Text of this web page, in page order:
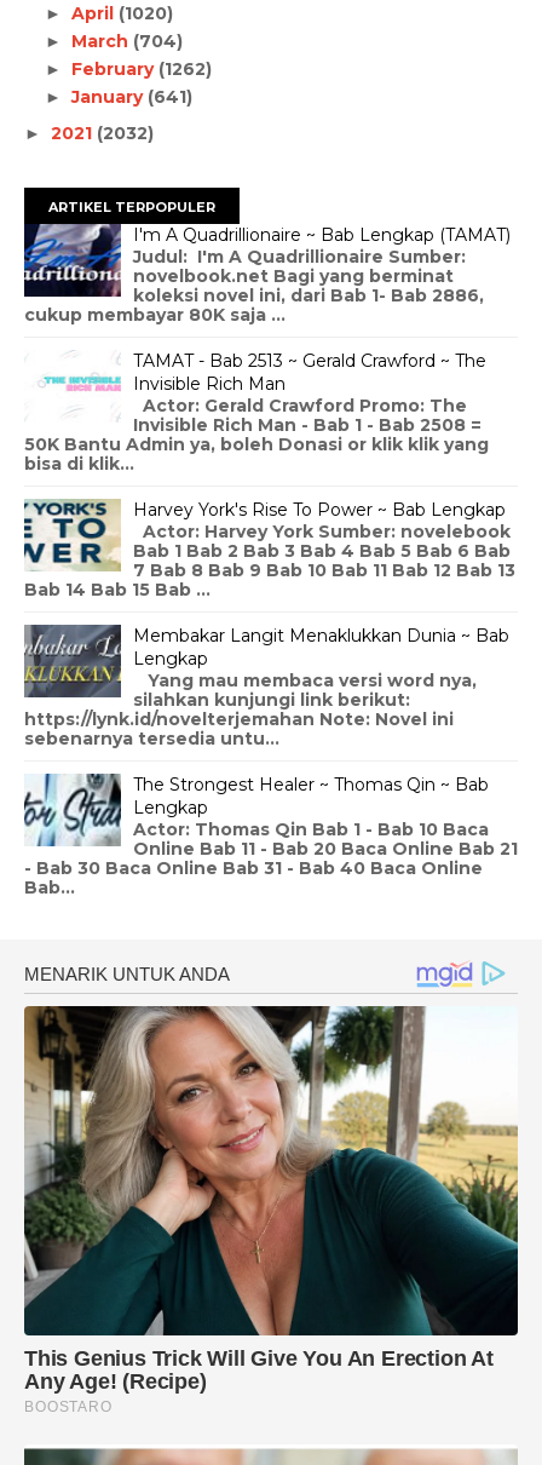
► April (1020)
► March (704)
► February (1262)
►January (641)
► 2021 (2032)
ARTIKEL TERPOPULER
I'm A Quadrillionaire ~ Bab Lengkap (TAMAT)
Judul: I'm A Quadrillionaire Sumber:
novelbook.net Bagi yang berminat
koleksi novel ini, dari Bab 1- Bab 2886,
cukup membayar 80K saja ...
TAMAT - Bab 2513 ~ Gerald Crawford ~ The
Invisible Rich Man
Actor: Gerald Crawford Promo: The
Invisible Rich Man - Bab 1 - Bab 2508 =
50K Bantu Admin ya, boleh Donasi or klik klik yang
bisa di klik...
Harvey York's Rise To Power ~ Bab Lengkap
Actor: Harvey York Sumber: novelebook
Bab 1 Bab 2 Bab 3 Bab 4 Bab 5 Bab 6 Bab
7 Bab 8 Bab 9 Bab 10 Bab 11 Bab 12 Bab 13
Bab 14 Bab 15 Bab ...
Membakar Langit Menaklukkan Dunia ~ Bab
Lengkap
Yang mau membaca versi word nya,
silahkan kunjungi link berikut:
https://lynk.id/novelterjemahan Note: Novel ini
sebenarnya tersedia untu...
The Strongest Healer ~ Thomas Qin ~ Bab
Lengkap
Actor: Thomas Qin Bab 1 - Bab 10 Baca
Online Bab 11 - Bab 20 Baca Online Bab 21
- Bab 30 Baca Online Bab 31 - Bab 40 Baca Online
Bab...